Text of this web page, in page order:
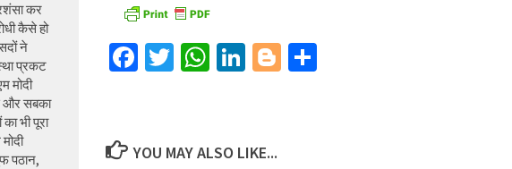
Facebook
TwitterWhatsApp
LinkedIn
Blogger
YOU MAY ALSO LIKE...
कर
कैसे हो
ने
प्रकट
मोदी
और सबका
भी पूरा
पठान,